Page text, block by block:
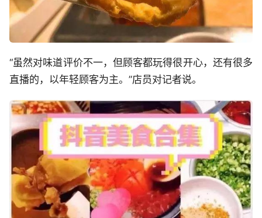
“虽然对味道评价不一，但顾客都玩得很开心，还有很多
直播的，以年轻顾客为主。”店员对记者说。